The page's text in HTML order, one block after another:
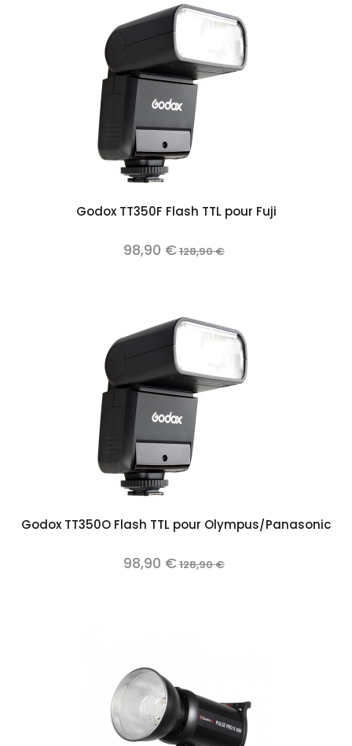
Godox TT350F Flash TTL pour Fuji
98,90 €128,90 €
Godox TT350O Flash TTL pour Olympus/Panasonic
98,90 €128,90 €